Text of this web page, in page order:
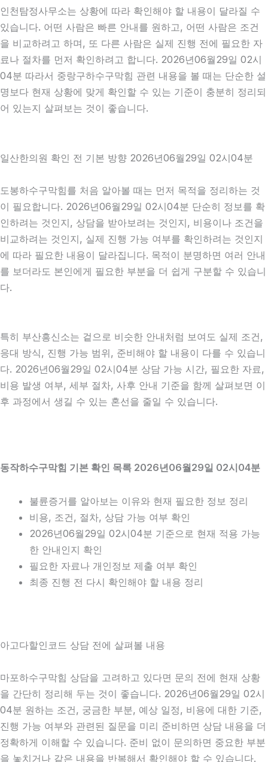
인천탐정사무소는 상황에 따라 확인해야 할 내용이 달라질 수
있습니다. 어떤 사람은 빠른 안내를 원하고, 어떤 사람은 조건
을 비교하려고 하며, 또 다른 사람은 실제 진행 전에 필요한 자
료나 절차를 먼저 확인하려고 합니다. 2026년06월29일 02시
04분 따라서 중랑구하수구막힘 관련 내용을 볼 때는 단순한 설
명보다 현재 상황에 맞게 확인할 수 있는 기준이 충분히 정리되
어 있는지 살펴보는 것이 좋습니다.
일산한의원 확인 전 기본 방향 2026년06월29일 02시04분
도봉하수구막힘를 처음 알아볼 때는 먼저 목적을 정리하는 것
이 필요합니다. 2026년06월29일 02시04분 단순히 정보를 확
인하려는 것인지, 상담을 받아보려는 것인지, 비용이나 조건을
비교하려는 것인지, 실제 진행 가능 여부를 확인하려는 것인지
에 따라 필요한 내용이 달라집니다. 목적이 분명하면 여러 안내
를 보더라도 본인에게 필요한 부분을 더 쉽게 구분할 수 있습니
다.
특히 부산흥신소는 겉으로 비슷한 안내처럼 보여도 실제 조건,
응대 방식, 진행 가능 범위, 준비해야 할 내용이 다를 수 있습니
다. 2026년06월29일 02시04분 상담 가능 시간, 필요한 자료,
비용 발생 여부, 세부 절차, 사후 안내 기준을 함께 살펴보면 이
후 과정에서 생길 수 있는 혼선을 줄일 수 있습니다.
동작하수구막힘 기본 확인 목록 2026년06월29일 02시04분
불륜증거를 알아보는 이유와 현재 필요한 정보 정리
비용, 조건, 절차, 상담 가능 여부 확인
2026년06월29일 02시04분 기준으로 현재 적용 가능
한 안내인지 확인
필요한 자료나 개인정보 제출 여부 확인
최종 진행 전 다시 확인해야 할 내용 정리
아고다할인코드 상담 전에 살펴볼 내용
마포하수구막힘 상담을 고려하고 있다면 문의 전에 현재 상황
을 간단히 정리해 두는 것이 좋습니다. 2026년06월29일 02시
04분 원하는 조건, 궁금한 부분, 예상 일정, 비용에 대한 기준,
진행 가능 여부와 관련된 질문을 미리 준비하면 상담 내용을 더
정확하게 이해할 수 있습니다. 준비 없이 문의하면 중요한 부분
을 놓치거나 같은 내용을 반복해서 확인해야 할 수 있습니다.